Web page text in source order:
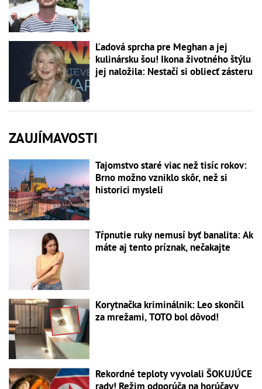
Ľadová sprcha pre Meghan a jej
kulinársku šou! Ikona životného štýlu
jej naložila: Nestačí si obliecť zásteru
ZAUJÍMAVOSTI
Tajomstvo staré viac než tisíc rokov:
Brno možno vzniklo skôr, než si
historici mysleli
Tŕpnutie ruky nemusí byť banalita: Ak
máte aj tento príznak, nečakajte
Korytnačka kriminálnik: Leo skončil
za mrežami, TOTO bol dôvod!
Rekordné teploty vyvolali ŠOKUJÚCE
rady! Režim odporúča na horúčavy